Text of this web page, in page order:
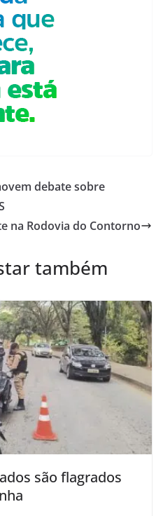
debate sobre
na Rodovia do Contorno
também
são flagrados